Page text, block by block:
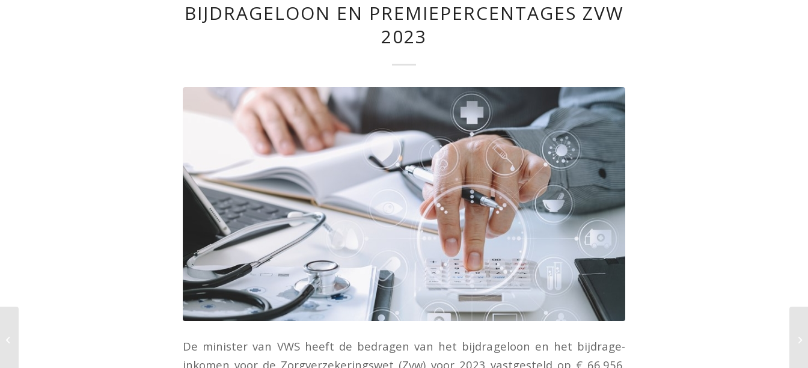
BIJDRAGELOON EN PREMIEPERCENTAGES ZVW
2023
De minister van VWS heeft de bedragen van het bijdrageloon en het bijdrage-
inkomen voor de Zorgverzekeringswet (Zvw) voor 2023 vastgesteld op € 66.956.